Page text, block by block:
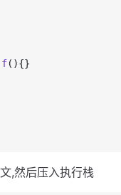
f(){}
,然后压入执行栈